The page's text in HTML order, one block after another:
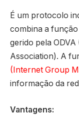
É um protocolo
combina a
gerido pela
Association). A
(Internet Group
informação da
Vantagens: